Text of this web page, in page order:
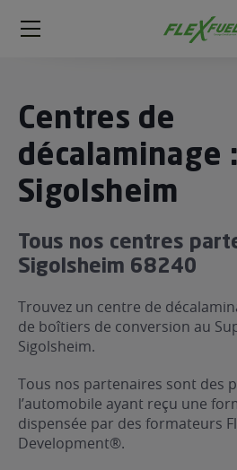
Méga
le Décalaminage
?
du carburant avec
le Superéthanol
garagiste
garagiste
Centres de
décalaminage :
Sigolsheim
Tous nos centres
Sigolsheim 68240
Trouvez un centre de
de boîtiers de conversion au
Sigolsheim.
Tous nos partenaires sont des
l’automobile ayant reçu une
dispensée par des formateurs
Development®.